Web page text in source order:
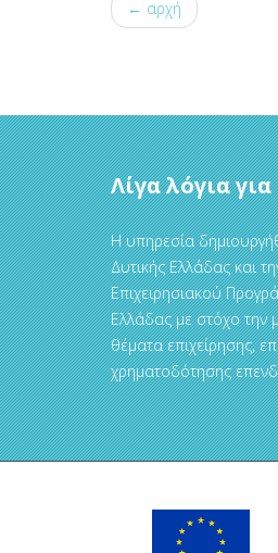
← αρχή
Λίγα λόγια
Η υπηρεσία
Δυτικής Ελλάδας και
Επιχειρησιακού
Ελλάδας με στόχο την
θέματα επιχείρησης,
χρηματοδότησης